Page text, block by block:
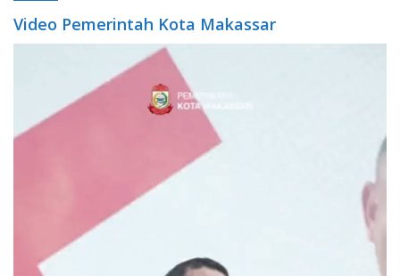
Video Pemerintah Kota Makassar